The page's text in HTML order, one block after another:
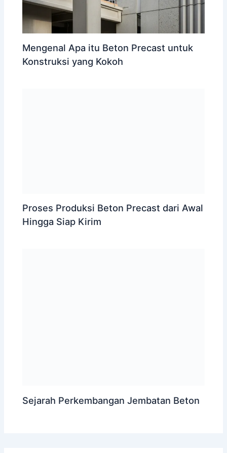
Mengenal Apa itu Beton Precast untuk
Konstruksi yang Kokoh
Proses Produksi Beton Precast dari Awal
Hingga Siap Kirim
Sejarah Perkembangan Jembatan Beton